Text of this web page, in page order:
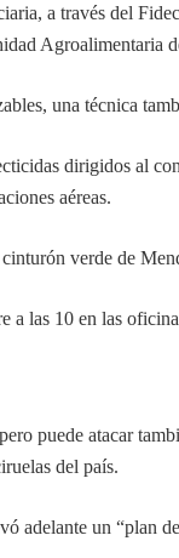
a través del
Agroalimentaria
una técnica
dirigidos al
aéreas.
verde de
a las 10 en las
puede atacar
del país.
adelante un “plan